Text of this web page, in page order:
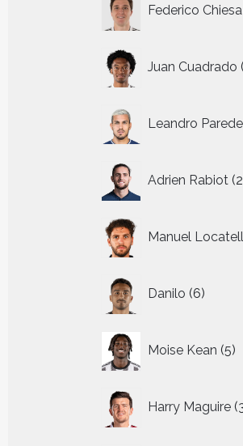
Federico Chiesa
Juan Cuadrado
Leandro
Adrien Rabiot
Manuel
Danilo 6
Moise Kean 5
Harry Maguire